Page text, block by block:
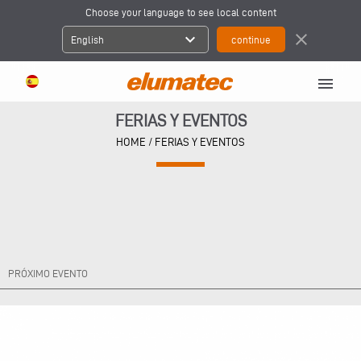
Choose your language to see local content
English expand_more close
menu
FERIAS Y EVENTOS
HOME / FERIAS Y EVENTOS
PRÓXIMO EVENTO